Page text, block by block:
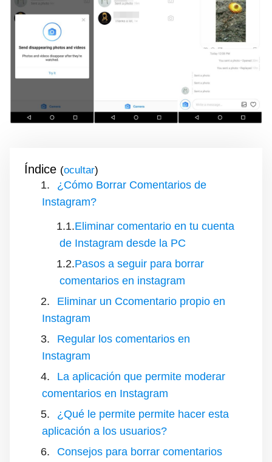
Índice ( )
¿Cómo Borrar Comentarios de
Instagram?
Eliminar comentario en tu cuenta
de Instagram desde la PC
Pasos a seguir para borrar
comentarios en instagram
Eliminar un Ccomentario propio en
Instagram
Regular los comentarios en
Instagram
La aplicación que permite moderar
comentarios en Instagram
¿Qué le permite permite hacer esta
aplicación a los usuarios?
Consejos para borrar comentarios